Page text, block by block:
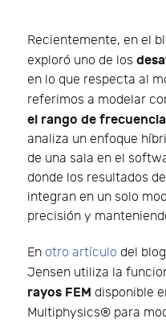
Recientemente, en el
exploró uno de los
en lo que respecta al
referimos a modelar
el rango de frecuencia
analiza un enfoque
de una sala en el
donde los resultados
integran en un solo
precisión y
En otro artículo del
Jensen utiliza la
rayos FEM disponible
Multiphysics® para